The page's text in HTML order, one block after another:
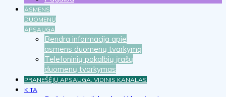
ASMENS
DUOMENŲ
APSAUGA
Bendra informacija apie
asmens duomenų tvarkymą
Telefoninių pokalbių įrašų
duomenų tvarkymas
PRANEŠĖJŲ APSAUGA. VIDINIS KANALAS
KITA